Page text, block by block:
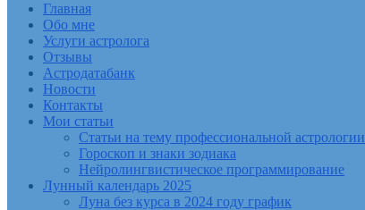
Главная
Обо мне
Услуги астролога
Отзывы
Астродатабанк
Новости
Контакты
Мои статьи
Статьи на тему профессиональной астрологии
Гороскоп и знаки зодиака
Нейролингвистическое программирование
Лунный календарь 2025
Луна без курса в 2024 году график